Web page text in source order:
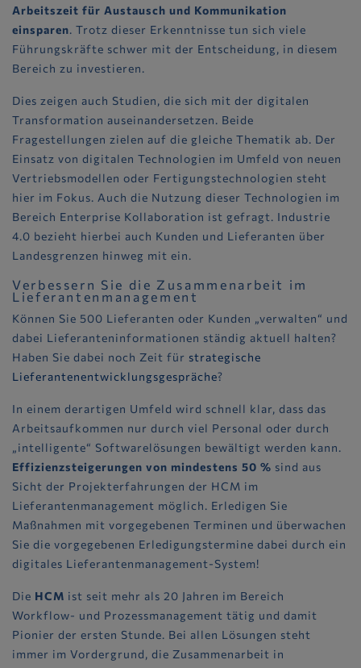
Arbeitszeit für Austausch und Kommunikation
einsparen. Trotz dieser Erkenntnisse tun sich viele
Führungskräfte schwer mit der Entscheidung, in diesem
Bereich zu investieren.
Dies zeigen auch Studien, die sich mit der digitalen
Transformation auseinandersetzen. Beide
Fragestellungen zielen auf die gleiche Thematik ab. Der
Einsatz von digitalen Technologien im Umfeld von neuen
Vertriebsmodellen oder Fertigungstechnologien steht
hier im Fokus. Auch die Nutzung dieser Technologien im
Bereich Enterprise Kollaboration ist gefragt. Industrie
4.0 bezieht hierbei auch Kunden und Lieferanten über
Landesgrenzen hinweg mit ein.
Verbessern Sie die Zusammenarbeit im
Lieferantenmanagement
Können Sie 500 Lieferanten oder Kunden „verwalten“ und
dabei Lieferanteninformationen ständig aktuell halten?
Haben Sie dabei noch Zeit für strategische
Lieferantenentwicklungsgespräche?
In einem derartigen Umfeld wird schnell klar, dass das
Arbeitsaufkommen nur durch viel Personal oder durch
„intelligente“ Softwarelösungen bewältigt werden kann.
Effizienzsteigerungen von mindestens 50 % sind aus
Sicht der Projekterfahrungen der HCM im
Lieferantenmanagement möglich. Erledigen Sie
Maßnahmen mit vorgegebenen Terminen und überwachen
Sie die vorgegebenen Erledigungstermine dabei durch ein
digitales Lieferantenmanagement-System!
Die HCM ist seit mehr als 20 Jahren im Bereich
Workflow- und Prozessmanagement tätig und damit
Pionier der ersten Stunde. Bei allen Lösungen steht
immer im Vordergrund, die Zusammenarbeit in